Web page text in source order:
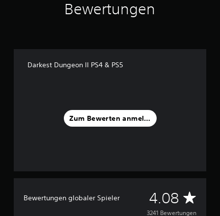
Bewertungen
Darkest Dungeon II PS4 & PS5
Zum Bewerten anmelden
Bewertungen globaler Spieler 4.08 D
3241 Bewertungen